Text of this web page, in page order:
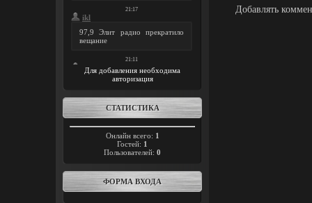
Для добавления необходима
авторизация
СТАТИСТИКА
Онлайн всего: 1
Гостей: 1
Пользователей: 0
ФОРМА ВХОДА
Добавлять